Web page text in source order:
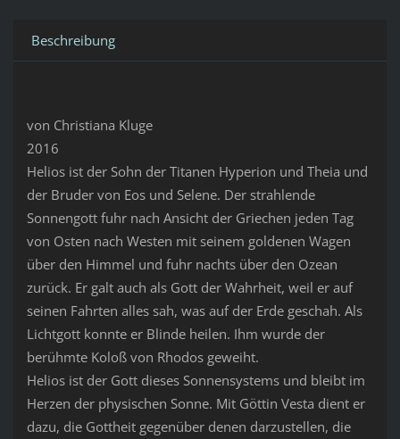
Beschreibung
von Christiana Kluge
2016
Helios ist der Sohn der Titanen Hyperion und Theia und
der Bruder von Eos und Selene. Der strahlende
Sonnengott fuhr nach Ansicht der Griechen jeden Tag
von Osten nach Westen mit seinem goldenen Wagen
über den Himmel und fuhr nachts über den Ozean
zurück. Er galt auch als Gott der Wahrheit, weil er auf
seinen Fahrten alles sah, was auf der Erde geschah. Als
Lichtgott konnte er Blinde heilen. Ihm wurde der
berühmte Koloß von Rhodos geweiht.
Helios ist der Gott dieses Sonnensystems und bleibt im
Herzen der physischen Sonne. Mit Göttin Vesta dient er
dazu, die Gottheit gegenüber denen darzustellen, die